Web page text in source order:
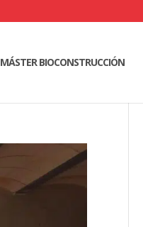
MÁSTER BIOCONSTRUCCIÓN